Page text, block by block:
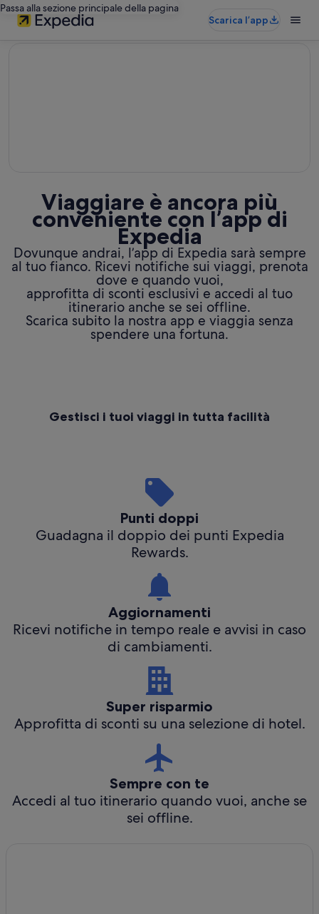
Passa alla sezione principale della pagina
Scarica l’app
Viaggiare è ancora più
conveniente con l’app di
Expedia
Dovunque andrai, l’app di Expedia sarà sempre
al tuo fianco. Ricevi notifiche sui viaggi, prenota
dove e quando vuoi,
approfitta di sconti esclusivi e accedi al tuo
itinerario anche se sei offline.
Scarica subito la nostra app e viaggia senza
spendere una fortuna.
Gestisci i tuoi viaggi in tutta facilità
Punti doppi
Guadagna il doppio dei punti Expedia
Rewards.
Aggiornamenti
Ricevi notifiche in tempo reale e avvisi in caso
di cambiamenti.
Super risparmio
Approfitta di sconti su una selezione di hotel.
Sempre con te
Accedi al tuo itinerario quando vuoi, anche se
sei offline.